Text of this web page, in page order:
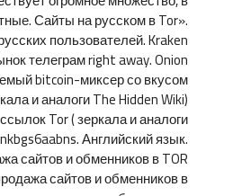
Сайты на русском в Tor».
пользователей. Kraken
телеграм right away. Onion
bitcoin-миксер со вкусом
и аналоги The Hidden Wiki)
Tor ( зеркала и аналоги
Английский язык.
сайтов и обменников в TOR
сайтов и обменников в